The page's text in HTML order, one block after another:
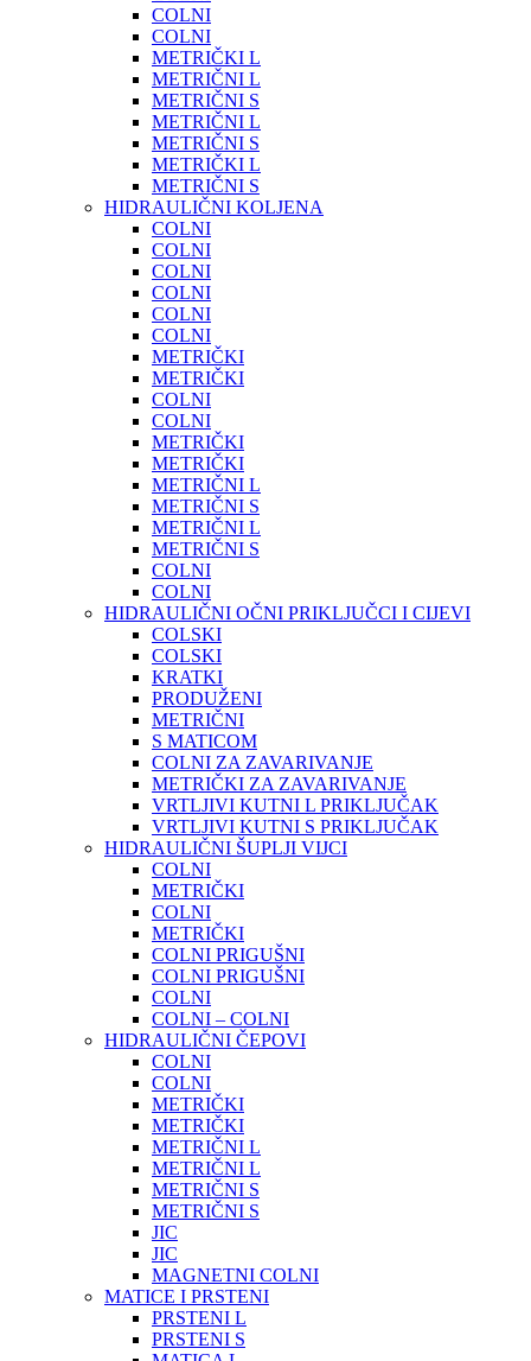
COLNI
COLNI
METRIČKI L
METRIČNI L
METRIČNI S
METRIČNI L
METRIČNI S
METRIČKI L
METRIČNI S
HIDRAULIČNI KOLJENA
COLNI
COLNI
COLNI
COLNI
COLNI
COLNI
METRIČKI
METRIČKI
COLNI
COLNI
METRIČKI
METRIČKI
METRIČNI L
METRIČNI S
METRIČNI L
METRIČNI S
COLNI
COLNI
HIDRAULIČNI OČNI PRIKLJUČCI I CIJEVI
COLSKI
COLSKI
KRATKI
PRODUŽENI
METRIČNI
S MATICOM
COLNI ZA ZAVARIVANJE
METRIČKI ZA ZAVARIVANJE
VRTLJIVI KUTNI L PRIKLJUČAK
VRTLJIVI KUTNI S PRIKLJUČAK
HIDRAULIČNI ŠUPLJI VIJCI
COLNI
METRIČKI
COLNI
METRIČKI
COLNI PRIGUŠNI
COLNI PRIGUŠNI
COLNI
COLNI – COLNI
HIDRAULIČNI ČEPOVI
COLNI
COLNI
METRIČKI
METRIČKI
METRIČNI L
METRIČNI L
METRIČNI S
METRIČNI S
JIC
JIC
MAGNETNI COLNI
MATICE I PRSTENI
PRSTENI L
PRSTENI S